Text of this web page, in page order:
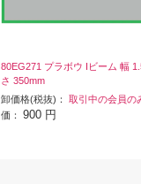
80EG271 プラボウ Iビーム 幅
さ 350mm
卸価格(税抜)： 取引中の会員の
価： 900 円